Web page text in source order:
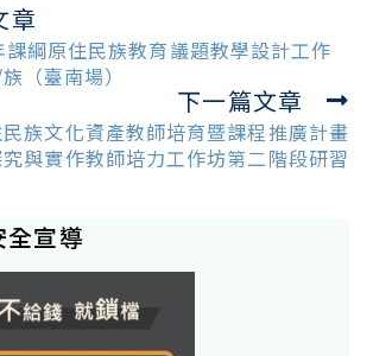
章
課綱原住民族教育議題教學設計工作
（臺南場）
下一篇文章
民族文化資產教師培育暨課程推廣計畫
與實作教師培力工作坊第二階段研習
全宣導